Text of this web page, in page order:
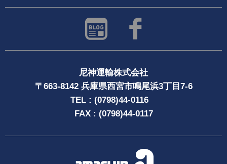
尼神運輸株式会社
〒663-8142 兵庫県西宮市鳴尾浜3丁目7-6
TEL : (0798)44-0116
FAX : (0798)44-0117